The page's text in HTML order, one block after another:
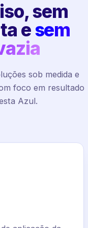
sem
esem
sob medida e
foco em resultado
Azul.